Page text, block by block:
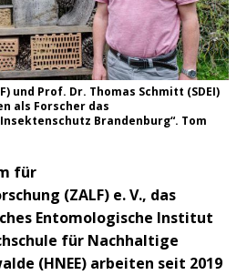
und Prof. Dr. Thomas Schmitt (SDEI)
als Forscher das
Brandenburg“. Tom
für
(ZALF) e. V., das
Entomologische Institut
für Nachhaltige
(HNEE) arbeiten seit 2019